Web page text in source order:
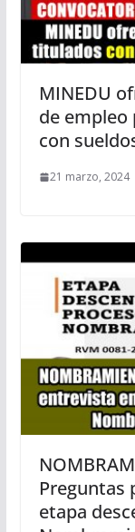
MINEDU
de empleo
con
21 marzo, 2024
Preguntas
etapa